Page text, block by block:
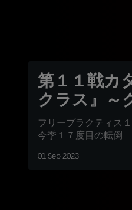
第１１戦
クラス』～
フリープラクティス
今季１７度目の転倒
01 Sep 2023